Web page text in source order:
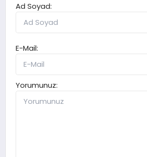
Ad Soyad:
E-Mail:
Yorumunuz: